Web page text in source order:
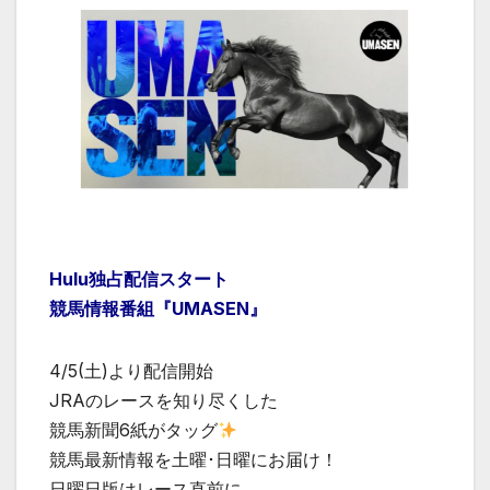
Hulu独占配信スタート
競馬情報番組『UMASEN』
4/5(土)より配信開始
JRAのレースを知り尽くした
競馬新聞6紙がタッグ
競馬最新情報を土曜･日曜にお届け！